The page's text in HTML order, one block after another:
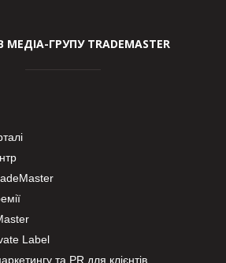
МЕДІА-ГРУПУ TRADEMASTER
Label
та PR для клієнтів